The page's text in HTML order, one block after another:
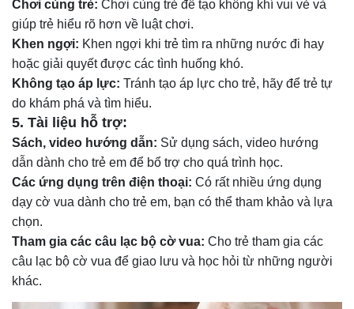
Chơi cùng trẻ: Chơi cùng trẻ để tạo không khí vui vẻ và
giúp trẻ hiểu rõ hơn về luật chơi.
Khen ngợi: Khen ngợi khi trẻ tìm ra những nước đi hay
hoặc giải quyết được các tình huống khó.
Không tạo áp lực: Tránh tạo áp lực cho trẻ, hãy để trẻ tự
do khám phá và tìm hiểu.
5. Tài liệu hỗ trợ:
Sách, video hướng dẫn: Sử dụng sách, video hướng
dẫn dành cho trẻ em để bổ trợ cho quá trình học.
Các ứng dụng trên điện thoại: Có rất nhiều ứng dụng
dạy cờ vua dành cho trẻ em, bạn có thể tham khảo và lựa
chọn.
Tham gia các câu lạc bộ cờ vua: Cho trẻ tham gia các
câu lạc bộ cờ vua để giao lưu và học hỏi từ những người
khác.